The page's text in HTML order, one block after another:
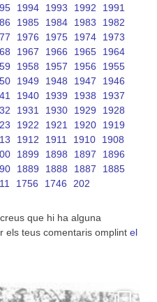
1994 1993 1992
1991
1985 1984 1983
1982
1976 1975 1974
1973
1967 1966 1965
1964
1958 1957 1956
1955
1949 1948 1947
1946
1940 1939 1938
1937
1931 1930 1929
1928
1922 1921 1920
1919
1912 1911 1910
1908
1899 1898 1897
1896
1889 1888 1887
1885
1756 1746 202
que hi ha alguna
els teus comentaris omplint el